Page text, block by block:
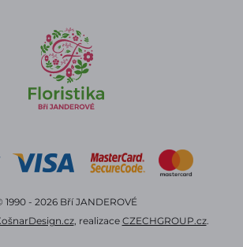
1990 - 2026 Bří JANDEROVÉ
, realizace CZECHGROUP.cz.